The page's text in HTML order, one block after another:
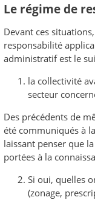
Le régime de
Devant ces
responsabilité
administratif est le
la collectivité
secteur
Des précédents de
été communiqués à
laissant penser que
portées à la
Si oui, quelles
(zonage,